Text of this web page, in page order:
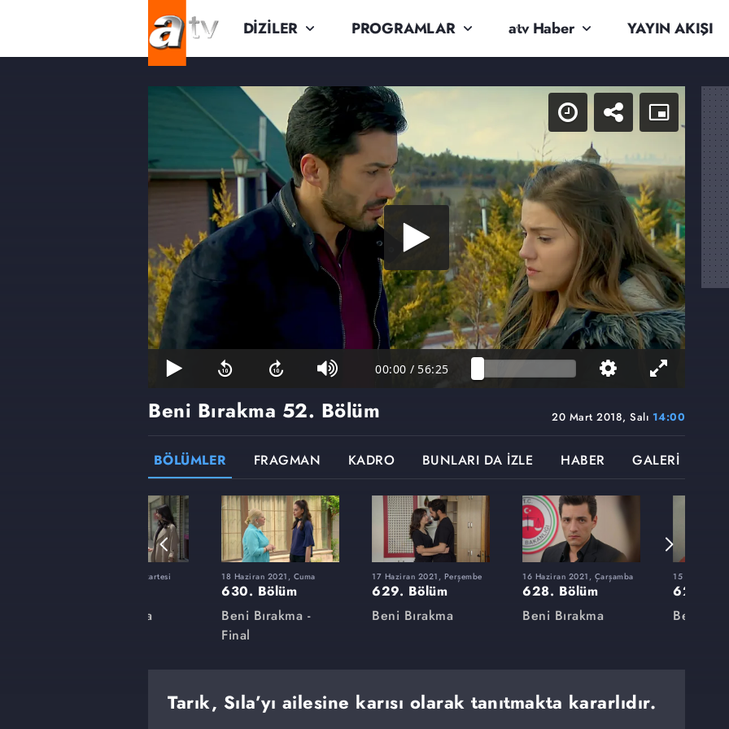
DİZİLER PROGRAMLAR atv Haber YAYIN AKIŞI
00:00 / 56:25
20 Mart 2018, Salı 14:00
Beni Bırakma 52. Bölüm
BÖLÜMLER FRAGMAN KADRO BUNLARI DA İZLE HABER GALERİ
31 Mayıs 2021, Pazartesi
Beni Bırakma
18 Haziran 2021, Cuma
630. Bölüm
Beni Bırakma -
Final
17 Haziran 2021, Perşembe
629. Bölüm
Beni Bırakma
16 Haziran 2021, Çarşamba
628. Bölüm
Beni Bırakma
15 Haziran
627.
Beni
Tarık, Sıla’yı ailesine karısı olarak tanıtmakta kararlıdır.